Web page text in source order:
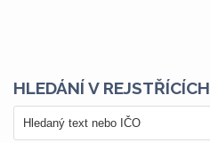
HLEDÁNÍ V REJSTŘÍCÍCH